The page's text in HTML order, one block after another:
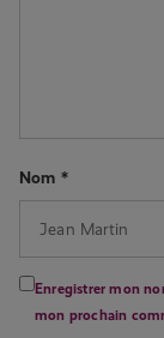
Nom *
Enregistrer mon
mon prochain